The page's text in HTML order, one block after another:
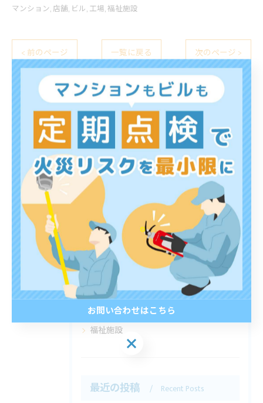
マンション 店舗 ビル 工場 福祉施設
< 前のページ 一覧に戻る 次のページ >
関連タグ
#防犯カメラ #長崎
カテゴリー Categories
全てのカテゴリー
マンション
店舗
ビル
工場
福祉施設
最近の投稿 Recent Posts
お問い合わせはこちら
お問い合わせはこちら